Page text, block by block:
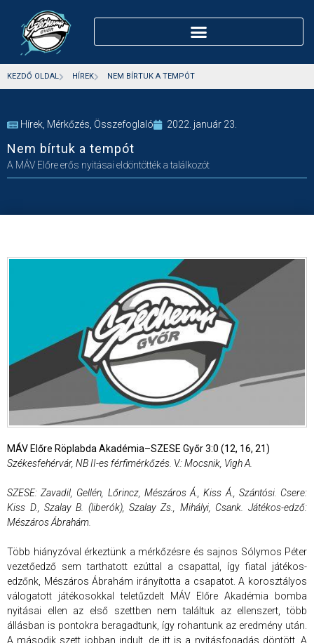
KEZDŐ OLDAL HÍREK NEM BÍRTUK A TEMPÓT
Hírek Mérkőzés Összefoglaló 2022. január 23.
Nem bírtuk a tempót
A MÁV Előre erős nyitásai eldöntötték a találkozót
MÁV Előre Röplabda Akadémia–SZESE Győr 3:0 (12, 16, 21)
Székesfehérvár, NB II-es férfimérkőzés. V.: Mocsnik, Vigh A.
SZESE: Zavadil, Gellén, Lőrincz, Mészáros Á., Kiss Á., Szántósi. Csere:
Kiss D., Szalay B. (liberók), Szalay Zs., Mihályi, Csank. Játékos-edző:
Mészáros Ábrahám.
Több hiányzóval érkeztünk a mérkőzésre és sajnos Sólymos Péter
vezetőedző sem tarthatott ezúttal a csapattal, így fiatal játékos-
edzőnk, Mészáros Ábrahám irányította a csapatot. A korosztályos
válogatott játékosokkal teletűzdelt MÁV Előre Akadémia bomba
nyitásai ellen az első szettben nem találtuk az ellenszert, több
állásban is pontokra beragadtunk, így rohantunk az eredmény után.
A második szett jobban indult, de itt is a nyitásfogadás döntött. A